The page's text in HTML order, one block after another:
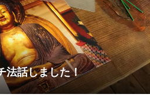
法話しました！